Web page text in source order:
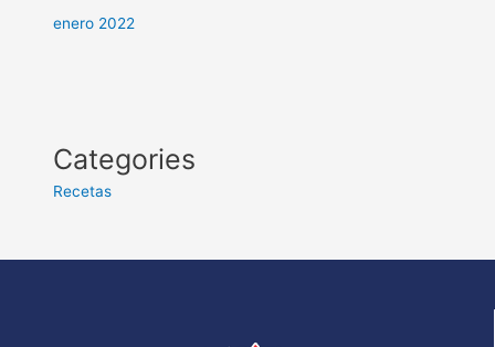
enero 2022
Categories
Recetas